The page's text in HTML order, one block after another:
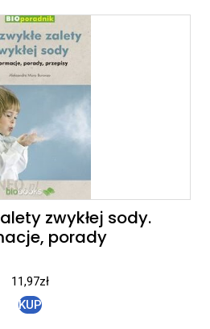
zwykłej sody.
porady
11,97zł
KUP